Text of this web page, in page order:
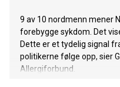
9 av 10 nordmenn mener
forebygge sykdom. Det
Dette er et tydelig signal
politikerne følge opp, sier
Allergiforbund.